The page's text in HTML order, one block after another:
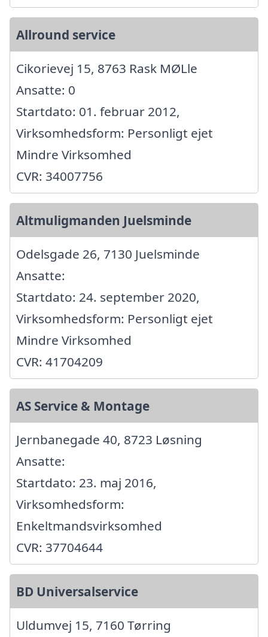
Allround service
Cikorievej 15, 8763 Rask MØLle
Ansatte: 0
Startdato: 01. februar 2012,
Virksomhedsform: Personligt ejet
Mindre Virksomhed
CVR: 34007756
Altmuligmanden Juelsminde
Odelsgade 26, 7130 Juelsminde
Ansatte:
Startdato: 24. september 2020,
Virksomhedsform: Personligt ejet
Mindre Virksomhed
CVR: 41704209
AS Service & Montage
Jernbanegade 40, 8723 Løsning
Ansatte:
Startdato: 23. maj 2016,
Virksomhedsform:
Enkeltmandsvirksomhed
CVR: 37704644
BD Universalservice
Uldumvej 15, 7160 Tørring